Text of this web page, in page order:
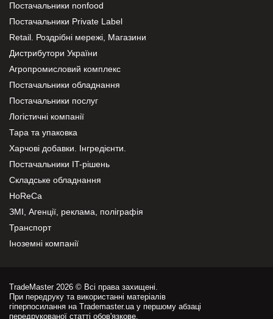
Постачальники nonfood
Постачальники Private Label
Retail. Роздрібні мережі, Магазини
Дистрибутори України
Агропромисловий комплекс
Постачальники обладнання
Постачальники послуг
Логістичні компанії
Тара та упаковка
Харчові добавки. Інгредієнти.
Постачальники IT-рішень
Складське обладнання
HoReCa
ЗМІ, Агенції, реклама, поліграфія
Транспорт
Іноземні компанії
TradeMaster 2026 © Всі права захищені.
При передруку та використанні матеріалів
гіперпосилання на Trademaster.ua у першому абзаці
передрукованої статті обов'язкове.